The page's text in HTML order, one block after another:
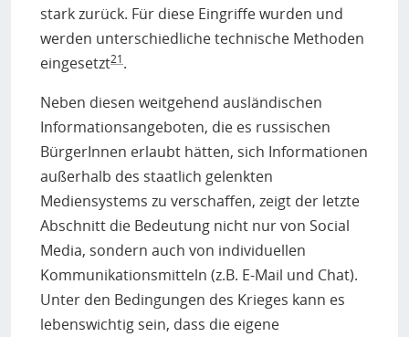
stark zurück. Für diese Eingriffe wurden und
werden unterschiedliche technische Methoden
eingesetzt21.
Neben diesen weitgehend ausländischen
Informationsangeboten, die es russischen
BürgerInnen erlaubt hätten, sich Informationen
außerhalb des staatlich gelenkten
Mediensystems zu verschaffen, zeigt der letzte
Abschnitt die Bedeutung nicht nur von Social
Media, sondern auch von individuellen
Kommunikationsmitteln (z.B. E-Mail und Chat).
Unter den Bedingungen des Krieges kann es
lebenswichtig sein, dass die eigene